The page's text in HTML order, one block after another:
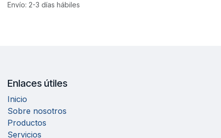
Envío: 2-3 días hábiles
Enlaces útiles
Inicio
Sobre nosotros
Productos
Servicios